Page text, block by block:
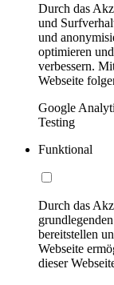
Durch das
und
und
optimieren
verbessern.
Webseite
Google
Testing
Funktional
Durch das
bereitstellen
Webseite
dieser